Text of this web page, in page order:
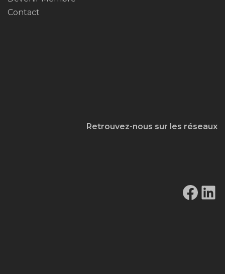
Contact
Retrouvez-nous sur les réseaux